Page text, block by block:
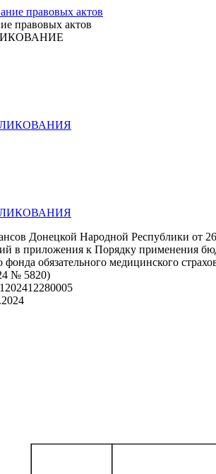
правовых актов
Донецкой Народной Республики от
в приложения к Порядку применения
обязательного медицинского
№ 5820)